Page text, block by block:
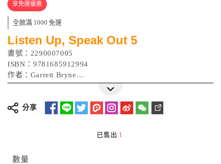
享免運優惠
全館滿 1000 免運
Listen Up, Speak Out 5
書號：2290007005
ISBN：9781685912994
作者：Garrett Bryne
出版日期：2023/08/14
分享
已售出 1
數量